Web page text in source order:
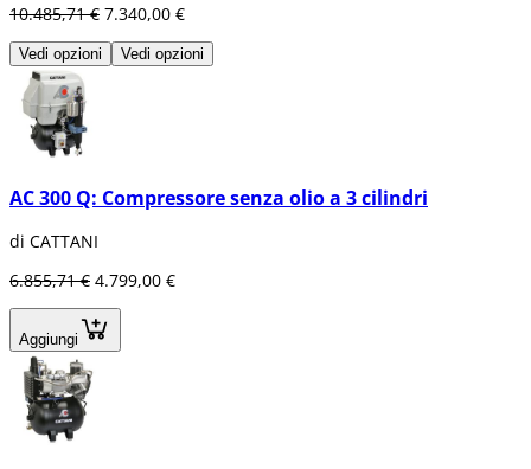
10.485,71 € 7.340,00 €
Vedi opzioni Vedi opzioni
AC 300 Q: Compressore senza olio a 3 cilindri
di CATTANI
6.855,71 € 4.799,00 €
Aggiungi